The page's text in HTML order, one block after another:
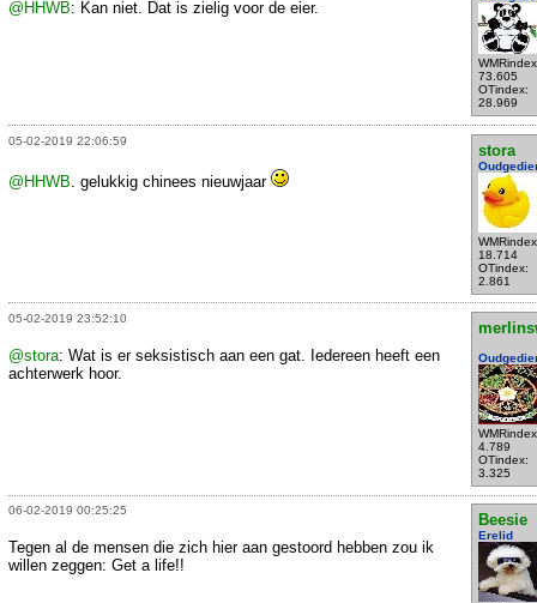
73.605
OTindex:
28.969
@HHWB: Kan niet. Dat is zielig voor de eier.
05-02-2019 22:06:59
stora
18.714
OTindex:
2.861
@HHWB . gelukkig chinees nieuwjaar
05-02-2019 23:52:10
4.789
OTindex:
3.325
@stora: Wat is er seksistisch aan een gat. Iedereen heeft een
achterwerk hoor.
06-02-2019 00:25:25
Beesie
Erelid
Tegen al de mensen die zich hier aan gestoord hebben zou ik
willen zeggen: Get a life!!